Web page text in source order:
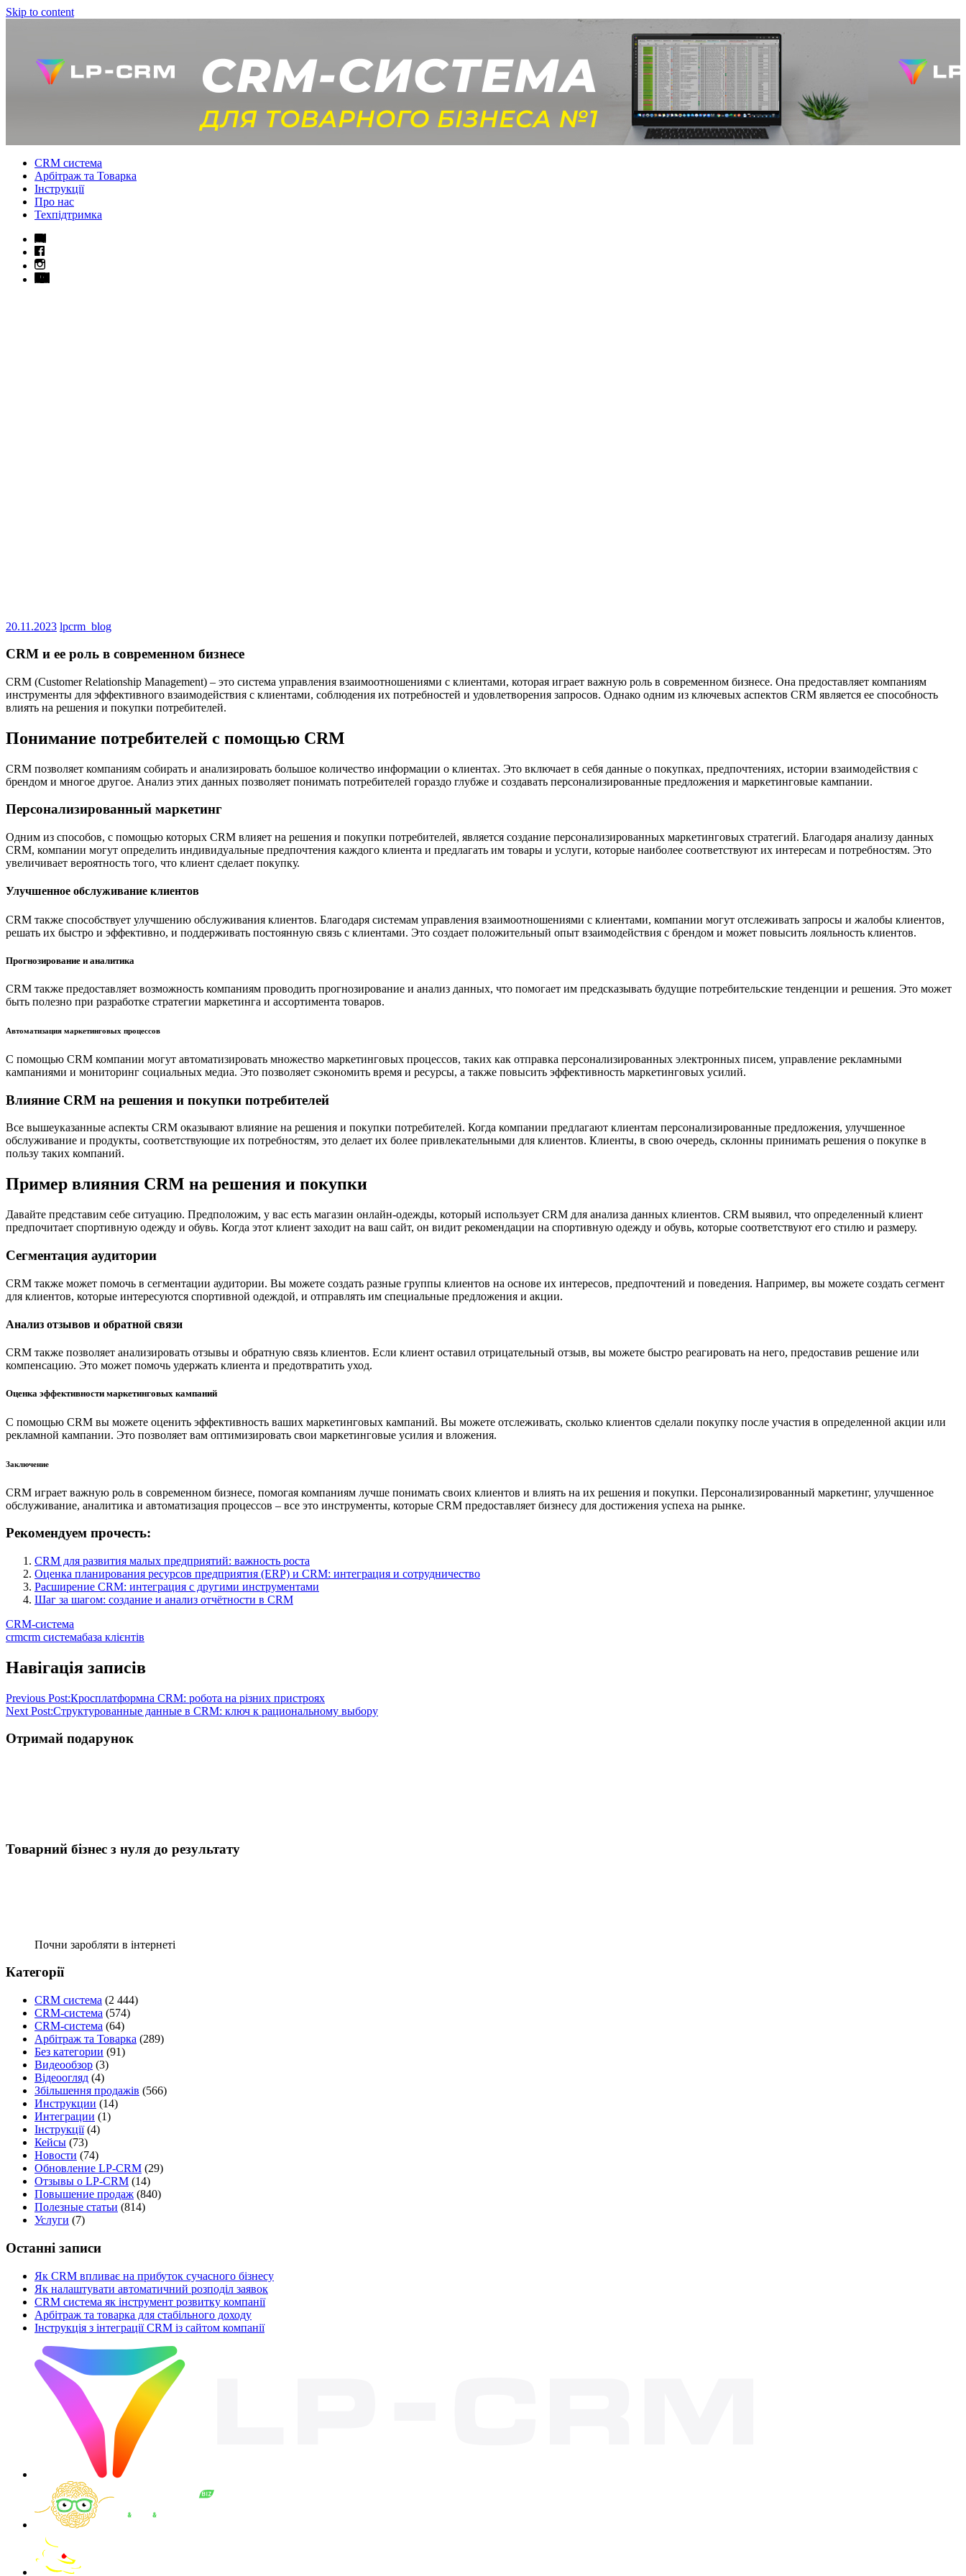
Skip to content
CRM система
Арбітраж та Товарка
Інструкції
Про нас
Техпідтримка
20.11.2023 lpcrm_blog
CRM и ее роль в современном бизнесе
CRM (Customer Relationship Management) – это система управления взаимоотношениями с клиентами, которая играет важную роль в современном бизнесе. Она предоставляет компаниям
инструменты для эффективного взаимодействия с клиентами, соблюдения их потребностей и удовлетворения запросов. Однако одним из ключевых аспектов CRM является ее способность
влиять на решения и покупки потребителей.
Понимание потребителей с помощью CRM
CRM позволяет компаниям собирать и анализировать большое количество информации о клиентах. Это включает в себя данные о покупках, предпочтениях, истории взаимодействия с
брендом и многое другое. Анализ этих данных позволяет понимать потребителей гораздо глубже и создавать персонализированные предложения и маркетинговые кампании.
Персонализированный маркетинг
Одним из способов, с помощью которых CRM влияет на решения и покупки потребителей, является создание персонализированных маркетинговых стратегий. Благодаря анализу данных
CRM, компании могут определить индивидуальные предпочтения каждого клиента и предлагать им товары и услуги, которые наиболее соответствуют их интересам и потребностям. Это
увеличивает вероятность того, что клиент сделает покупку.
Улучшенное обслуживание клиентов
CRM также способствует улучшению обслуживания клиентов. Благодаря системам управления взаимоотношениями с клиентами, компании могут отслеживать запросы и жалобы клиентов,
решать их быстро и эффективно, и поддерживать постоянную связь с клиентами. Это создает положительный опыт взаимодействия с брендом и может повысить лояльность клиентов.
Прогнозирование и аналитика
CRM также предоставляет возможность компаниям проводить прогнозирование и анализ данных, что помогает им предсказывать будущие потребительские тенденции и решения. Это может
быть полезно при разработке стратегии маркетинга и ассортимента товаров.
Автоматизация маркетинговых процессов
С помощью CRM компании могут автоматизировать множество маркетинговых процессов, таких как отправка персонализированных электронных писем, управление рекламными
кампаниями и мониторинг социальных медиа. Это позволяет сэкономить время и ресурсы, а также повысить эффективность маркетинговых усилий.
Влияние CRM на решения и покупки потребителей
Все вышеуказанные аспекты CRM оказывают влияние на решения и покупки потребителей. Когда компании предлагают клиентам персонализированные предложения, улучшенное
обслуживание и продукты, соответствующие их потребностям, это делает их более привлекательными для клиентов. Клиенты, в свою очередь, склонны принимать решения о покупке в
пользу таких компаний.
Пример влияния CRM на решения и покупки
Давайте представим себе ситуацию. Предположим, у вас есть магазин онлайн-одежды, который использует CRM для анализа данных клиентов. CRM выявил, что определенный клиент
предпочитает спортивную одежду и обувь. Когда этот клиент заходит на ваш сайт, он видит рекомендации на спортивную одежду и обувь, которые соответствуют его стилю и размеру.
Сегментация аудитории
CRM также может помочь в сегментации аудитории. Вы можете создать разные группы клиентов на основе их интересов, предпочтений и поведения. Например, вы можете создать сегмент
для клиентов, которые интересуются спортивной одеждой, и отправлять им специальные предложения и акции.
Анализ отзывов и обратной связи
CRM также позволяет анализировать отзывы и обратную связь клиентов. Если клиент оставил отрицательный отзыв, вы можете быстро реагировать на него, предоставив решение или
компенсацию. Это может помочь удержать клиента и предотвратить уход.
Оценка эффективности маркетинговых кампаний
С помощью CRM вы можете оценить эффективность ваших маркетинговых кампаний. Вы можете отслеживать, сколько клиентов сделали покупку после участия в определенной акции или
рекламной кампании. Это позволяет вам оптимизировать свои маркетинговые усилия и вложения.
Заключение
CRM играет важную роль в современном бизнесе, помогая компаниям лучше понимать своих клиентов и влиять на их решения и покупки. Персонализированный маркетинг, улучшенное
обслуживание, аналитика и автоматизация процессов – все это инструменты, которые CRM предоставляет бизнесу для достижения успеха на рынке.
Рекомендуем прочесть:
CRM для развития малых предприятий: важность роста
Оценка планирования ресурсов предприятия (ERP) и CRM: интеграция и сотрудничество
Расширение CRM: интеграция с другими инструментами
Шаг за шагом: создание и анализ отчётности в CRM
CRM-система
crmcrm системабаза клієнтів
Навігація записів
Previous Post:Кросплатформна CRM: робота на різних пристроях
Next Post:Структурованные данные в CRM: ключ к рациональному выбору
Отримай подарунок
Товарний бізнес з нуля до результату
Почни заробляти в інтернеті
Категорії
CRM система (2 444)
CRM-система (574)
CRM-система (64)
Арбітраж та Товарка (289)
Без категории (91)
Видеообзор (3)
Відеоогляд (4)
Збільшення продажів (566)
Инструкции (14)
Интеграции (1)
Інструкції(4)
Кейсы (73)
Новости (74)
Обновление LP-CRM (29)
Отзывы о LP-CRM (14)
Повышение продаж (840)
Полезные статьи (814)
Услуги (7)
Останні записи
Як CRM впливає на прибуток сучасного бізнесу
Як налаштувати автоматичний розподіл заявок
CRM система як інструмент розвитку компанії
Арбітраж та товарка для стабільного доходу
Інструкція з інтеграції CRM із сайтом компанії